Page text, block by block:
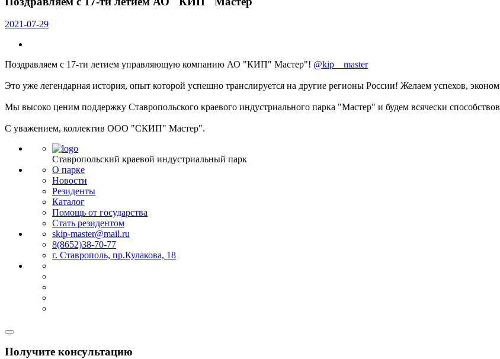
2021-07-29
Поздравляем с 17-ти летием управляющую компанию АО "КИП" Мастер"! @kip__master
Это уже легендарная история, опыт которой успешно транслируется на другие регионы России! Желаем успехов,
Мы высоко ценим поддержку Ставропольского краевого индустриального парка "Мастер" и будем всячески
С уважением, коллектив ООО "СКИП" Мастер".
Ставропольский краевой индустриальный парк
О парке
Новости
Резиденты
Каталог
Помощь от государства
Стать резидентом
skip-master@mail.ru
8(8652)38-70-77
г. Ставрополь, пр.Кулакова, 18
Получите консультацию